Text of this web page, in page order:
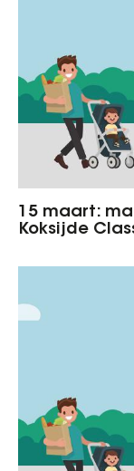
15 maart:
Koksijde